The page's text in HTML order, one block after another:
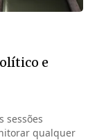
e
sessões
qualquer